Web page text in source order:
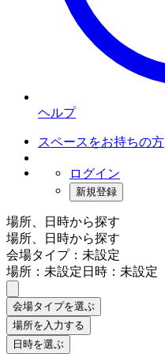
ヘルプ
スペースをお持ちの方
ログイン
新規登録
場所、日時から探す
場所、日時から探す
会場タイプ：未設定
場所：未設定日時：未設定
会場タイプを選ぶ
場所を入力する
日時を選ぶ